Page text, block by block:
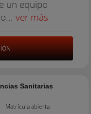
un equipo
ver más
Sanitarias
Matrícula abierta